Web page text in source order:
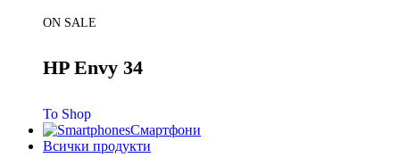
ON SALE
HP Envy 34
To Shop
Смартфони
Всички продукти